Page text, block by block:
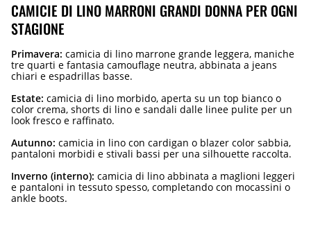
CAMICIE DI LINO MARRONI GRANDI DONNA PER OGNI
STAGIONE
Primavera: camicia di lino marrone grande leggera, maniche
tre quarti e fantasia camouflage neutra, abbinata a jeans
chiari e espadrillas basse.
Estate: camicia di lino morbido, aperta su un top bianco o
color crema, shorts di lino e sandali dalle linee pulite per un
look fresco e raffinato.
Autunno: camicia in lino con cardigan o blazer color sabbia,
pantaloni morbidi e stivali bassi per una silhouette raccolta.
Inverno (interno): camicia di lino abbinata a maglioni leggeri
e pantaloni in tessuto spesso, completando con mocassini o
ankle boots.